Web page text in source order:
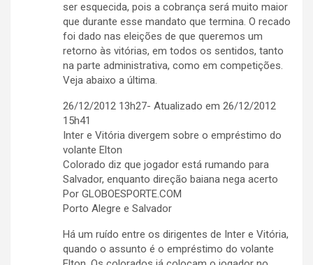
ser esquecida, pois a cobrança será muito maior
que durante esse mandato que termina. O recado
foi dado nas eleições de que queremos um
retorno às vitórias, em todos os sentidos, tanto
na parte administrativa, como em competições.
Veja abaixo a última.
26/12/2012 13h27- Atualizado em 26/12/2012
15h41
Inter e Vitória divergem sobre o empréstimo do
volante Elton
Colorado diz que jogador está rumando para
Salvador, enquanto direção baiana nega acerto
Por GLOBOESPORTE.COM
Porto Alegre e Salvador
Há um ruído entre os dirigentes de Inter e Vitória,
quando o assunto é o empréstimo do volante